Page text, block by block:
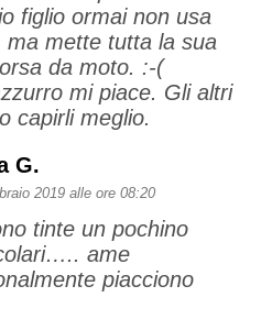
figlio ormai non usa
ma mette tutta la sua
da moto. :-(
mi piace. Gli altri
capirli meglio.
G.
2019 alle ore 08:20
tinte un pochino
ame
piacciono